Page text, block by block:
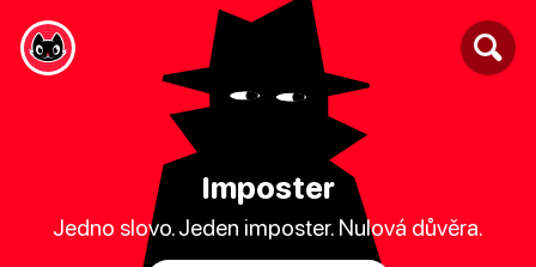
Imposter
Jedno slovo. Jeden imposter. Nulová důvěra.